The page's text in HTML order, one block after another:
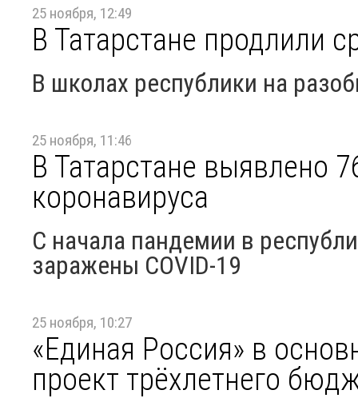
25 ноября, 12:49
В Татарстане продлили
В школах республики на
25 ноября, 11:46
В Татарстане выявлено
коронавируса
С начала пандемии в
заражены COVID-19
25 ноября, 10:27
«Единая Россия» в
проект трёхлетнего